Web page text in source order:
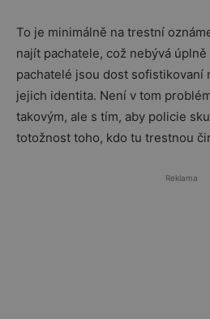
To je minimálně na trestní
najít pachatele, což nebývá
pachatelé jsou dost sofistikovaní
jejich identita. Není v tom
takovým, ale s tím, aby policie
totožnost toho, kdo tu trestnou
Reklama